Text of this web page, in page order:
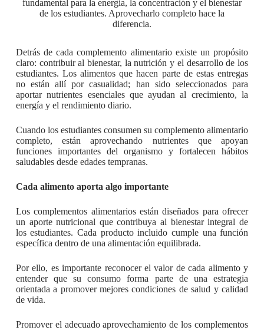
Detrás de cada complemento alimentario existe un propósito
claro: contribuir al bienestar, la nutrición y el desarrollo de los
estudiantes. Los alimentos que hacen parte de estas entregas
no están allí por casualidad; han sido seleccionados para
aportar nutrientes esenciales que ayudan al crecimiento, la
energía y el rendimiento diario.
Cuando los estudiantes consumen su complemento alimentario
completo, están aprovechando nutrientes que apoyan
funciones importantes del organismo y fortalecen hábitos
saludables desde edades tempranas.
Cada alimento aporta algo importante
Los complementos alimentarios están diseñados para ofrecer
un aporte nutricional que contribuya al bienestar integral de
los estudiantes. Cada producto incluido cumple una función
específica dentro de una alimentación equilibrada.
Por ello, es importante reconocer el valor de cada alimento y
entender que su consumo forma parte de una estrategia
orientada a promover mejores condiciones de salud y calidad
de vida.
Promover el adecuado aprovechamiento de los complementos